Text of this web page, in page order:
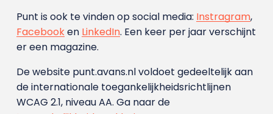
Punt is ook te vinden op social media: Instragram,
Facebooken LinkedIn. Een keer per jaar verschijnt
er een magazine.
De website punt.avans.nl voldoet gedeeltelijk aan
de internationale toegankelijkheidsrichtlijnen
WCAG 2.1, niveau AA. Ga naar de